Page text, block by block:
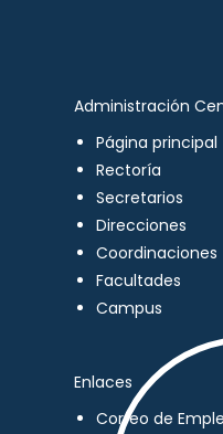
Administración
Página principal
Rectoría
Secretarios
Direcciones
Coordinaciones
Facultades
Campus
Enlaces
Correo de